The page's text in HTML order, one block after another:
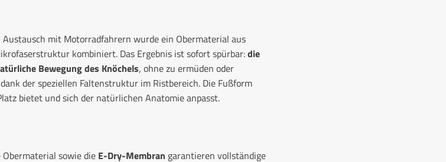
mit Motorradfahrern wurde ein Obermaterial aus
kombiniert. Das Ergebnis ist sofort spürbar:die
Bewegung des Knöchels, ohne zu ermüden oder
der speziellen Faltenstruktur im Ristbereich. Die Fußform
bietet und sich der natürlichen Anatomie anpasst.
sowie die E-Dry-Membran garantieren vollständige